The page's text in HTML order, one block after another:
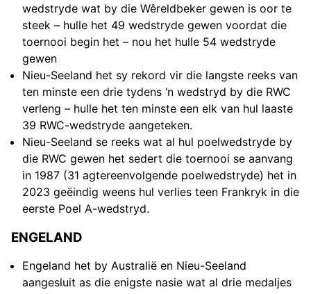
wedstryde wat by die Wêreldbeker gewen is oor te
steek – hulle het 49 wedstryde gewen voordat die
toernooi begin het – nou het hulle 54 wedstryde
gewen
Nieu-Seeland het sy rekord vir die langste reeks van
ten minste een drie tydens ‘n wedstryd by die RWC
verleng – hulle het ten minste een elk van hul laaste
39 RWC-wedstryde aangeteken.
Nieu-Seeland se reeks wat al hul poelwedstryde by
die RWC gewen het sedert die toernooi se aanvang
in 1987 (31 agtereenvolgende poelwedstryde) het in
2023 geëindig weens hul verlies teen Frankryk in die
eerste Poel A-wedstryd.
ENGELAND
Engeland het by Australië en Nieu-Seeland
aangesluit as die enigste nasie wat al drie medaljes